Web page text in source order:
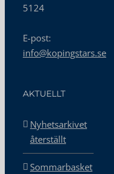
5124
E-post:
info@kopingstars.se
AKTUELLT
Nyhetsarkivet
återställt
Sommarbasket